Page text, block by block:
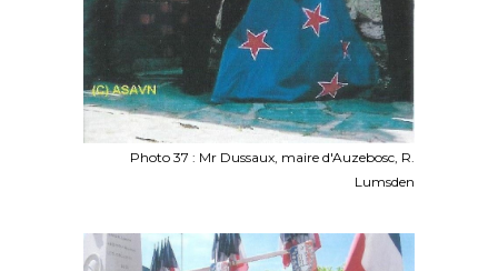
Photo 37 : Mr Dussaux, maire d'Auzebosc, R.
Lumsden